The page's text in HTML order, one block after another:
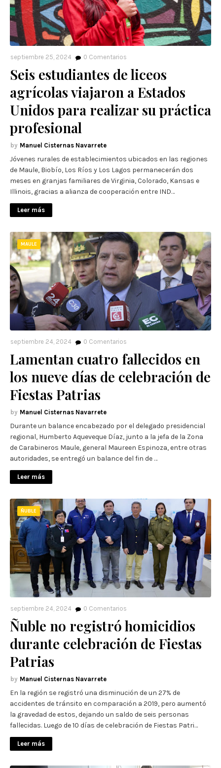
septiembre 25, 2024 0 Comentarios
Seis estudiantes de liceos
agrícolas viajaron a Estados
Unidos para realizar su práctica
profesional
Manuel Cisternas Navarrete
Jóvenes rurales de establecimientos ubicados en las regiones
de Maule, Biobío, Los Ríos y Los Lagos permanecerán dos
meses en granjas familiares de Virginia, Colorado, Kansas e
Illinois, gracias a alianza de cooperación entre IND…
Leer más
MAULE
septiembre 24, 2024 0 Comentarios
Lamentan cuatro fallecidos en
los nueve días de celebración de
Fiestas Patrias
Manuel Cisternas Navarrete
Durante un balance encabezado por el delegado presidencial
regional, Humberto Aqueveque Díaz, junto a la jefa de la Zona
de Carabineros Maule, general Maureen Espinoza, entre otras
autoridades, se entregó un balance del fin de …
Leer más
ÑUBLE
septiembre 24, 2024 0 Comentarios
Ñuble no registró homicidios
durante celebración de Fiestas
Patrias
Manuel Cisternas Navarrete
En la región se registró una disminución de un 27% de
accidentes de tránsito en comparación a 2019, pero aumentó
la gravedad de estos, dejando un saldo de seis personas
fallecidas. Luego de 10 días de celebración de Fiestas Patri…
Leer más